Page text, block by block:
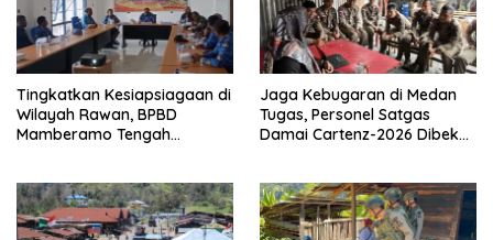
Tingkatkan Kesiapsiagaan di
Wilayah Rawan, BPBD
Mamberamo Tengah
Jaga Kebugaran di Medan
Tugas, Personel Satgas
Damai Cartenz-2026 Dibekali